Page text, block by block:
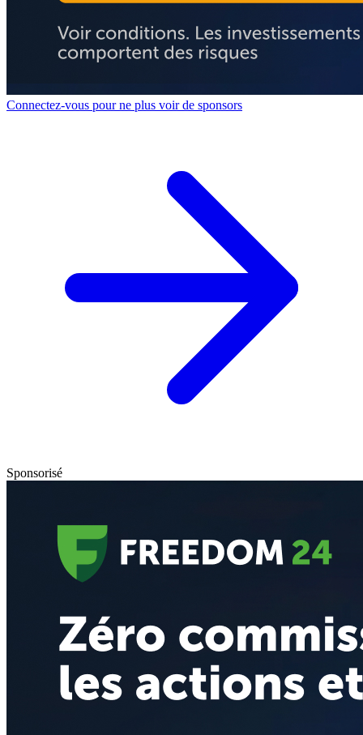
Connectez-vous pour ne plus voir de sponsors
Sponsorisé